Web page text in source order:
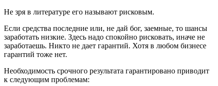
Не зря в литературе его называют рисковым.
Если средства последние или, не дай бог, заемные, то шансы
заработать низкие. Здесь надо спокойно рисковать, иначе не
заработаешь. Никто не дает гарантий. Хотя в любом бизнесе
гарантий тоже нет.
Необходимость срочного результата гарантировано приводит
к следующим проблемам: